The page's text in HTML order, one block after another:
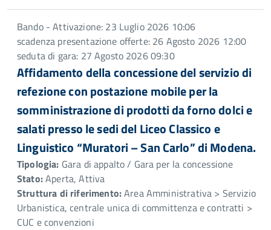
Bando - Attivazione: 23 Luglio 2026 10:06
scadenza presentazione offerte: 26 Agosto 2026 12:00
seduta di gara: 27 Agosto 2026 09:30
Affidamento della concessione del servizio di
refezione con postazione mobile per la
somministrazione di prodotti da forno dolci e
salati presso le sedi del Liceo Classico e
Linguistico “Muratori – San Carlo” di Modena.
Tipologia: Gara di appalto / Gara per la concessione
Stato:Aperta, Attiva
Struttura di riferimento:Area Amministrativa > Servizio
Urbanistica, centrale unica di committenza e contratti >
CUC e convenzioni